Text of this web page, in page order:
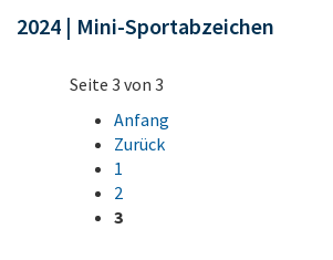
2024 | Mini-Sportabzeichen
Seite 3 von 3
Anfang
Zurück
1
2
3